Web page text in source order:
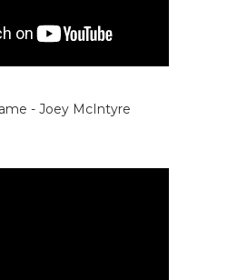
- Joey McIntyre